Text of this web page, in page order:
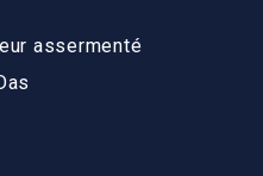
assermenté